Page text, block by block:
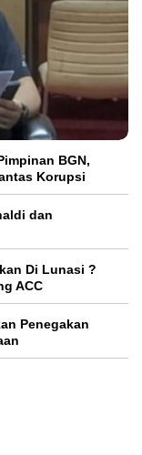
BGN,
Korupsi
dan
Di Lunasi ?
ACC
Penegakan